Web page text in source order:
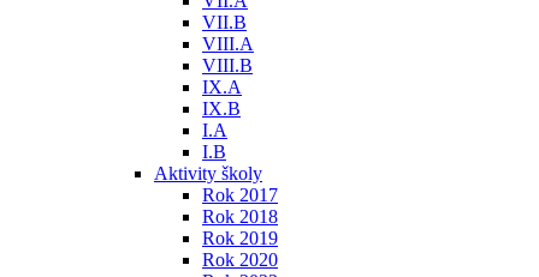
VII.B
VIII.A
VIII.B
IX.A
IX.B
I.A
I.B
Aktivity školy
Rok 2017
Rok 2018
Rok 2019
Rok 2020